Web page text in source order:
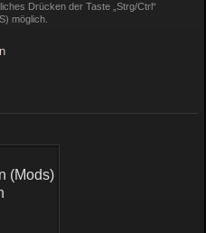
Drücken der Taste „Strg/Ctrl“
möglich.